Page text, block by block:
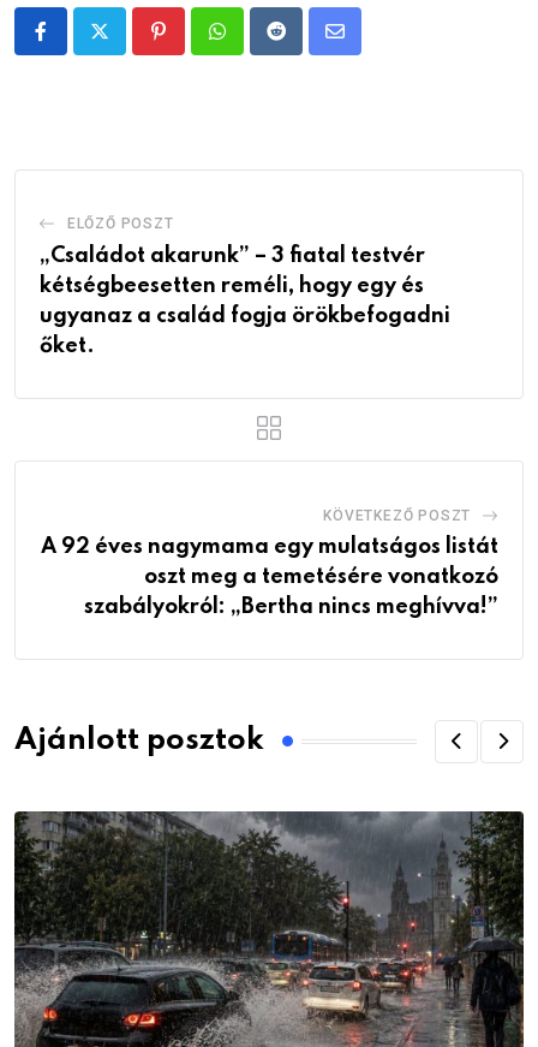
PinterestWhatsappRedditShare
ELŐZŐ POSZT
„Családot akarunk” – 3 fiatal testvér
kétségbeesetten reméli, hogy egy és
ugyanaz a család fogja örökbefogadni
őket.
KÖVETKEZŐ POSZT
A 92 éves nagymama egy mulatságos listát
oszt meg a temetésére vonatkozó
szabályokról: „Bertha nincs meghívva!”
Ajánlott posztok